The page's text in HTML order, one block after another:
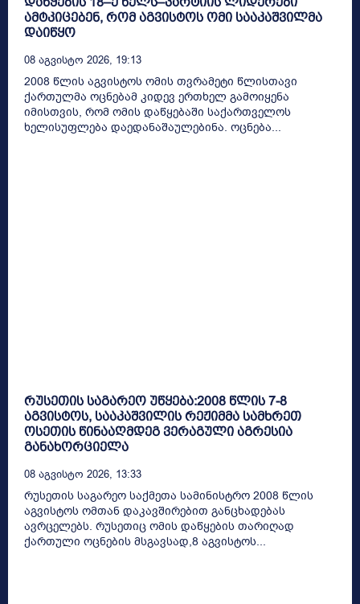
ამტკიცებენ, რომ აგვისტოს ომი სააკაშვილმა
დაიწყო
08 Აგვისტო 2026, 19:13
2008 წლის აგვისტოს ომის თვრამეტი წლისთავი
ქართულმა ოცნებამ კიდევ ერთხელ გამოიყენა
იმისთვის, რომ ომის დაწყებაში საქართველოს
ხელისუფლება დაედანაშაულებინა. ოცნება...
რუსეთის საგარეო უწყება:2008 წლის 7-8
აგვისტოს, სააკაშვილის რეჟიმმა სამხრეთ
ოსეთის წინააღმდეგ ვერაგული აგრესია
განახორციელა
08 Აგვისტო 2026, 13:33
რუსეთის საგარეო საქმეთა სამინისტრო 2008 წლის
აგვისტოს ომთან დაკავშირებით განცხადებას
ავრცელებს. რუსეთიც ომის დაწყების თარიღად
ქართული ოცნების მსგავსად,8 აგვისტოს...